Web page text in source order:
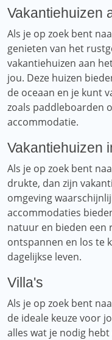
Vakantiehuizen
Als je op zoek bent
genieten van het
vakantiehuizen aan
jou. Deze huizen
de oceaan en je kunt
zoals paddleboarden
accommodatie.
Vakantiehuizen
Als je op zoek bent
drukte, dan zijn
omgeving
accommodaties
natuur en bieden een
ontspannen en los te
dagelijkse leven.
Villa's
Als je op zoek bent
de ideale keuze voor
alles wat je nodig